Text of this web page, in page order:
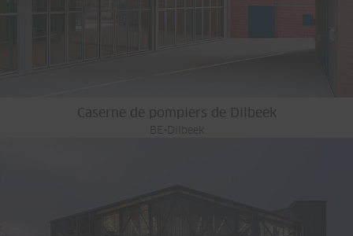
Caserne de pompiers de Dilbeek
BE-Dilbeek